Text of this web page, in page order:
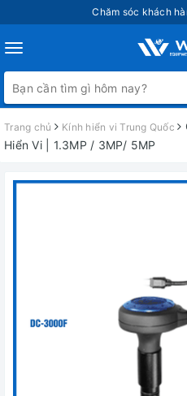
Chăm sóc khách
Toggle
navigation
Trang chủ Kính hiển vi Trung Quốc
Hiển Vi | 1.3MP / 3MP/ 5MP